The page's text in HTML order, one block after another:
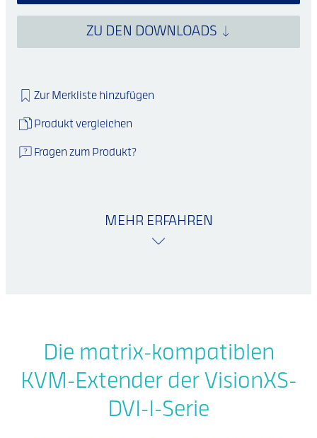
ZU DEN DOWNLOADS
Zur Merkliste hinzufügen
Produkt vergleichen
Fragen zum Produkt?
MEHR ERFAHREN
Die matrix-kompatiblen
KVM-Extender der VisionXS-
DVI-I-Serie